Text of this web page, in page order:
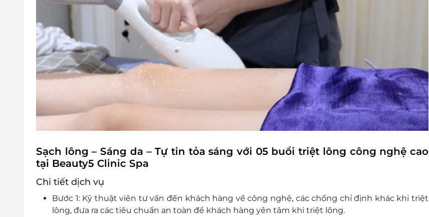
Sạch lông – Sáng da – Tự tin tỏa sáng với 05 buổi triệt lông công nghệ cao
tại Beauty5 Clinic Spa
Chi tiết dịch vụ
Bước 1: Kỹ thuật viên tư vấn đến khách hàng về công nghệ, các chống chỉ định khác khi triệt
lông, đưa ra các tiêu chuẩn an toàn để khách hàng yên tâm khi triệt lông.